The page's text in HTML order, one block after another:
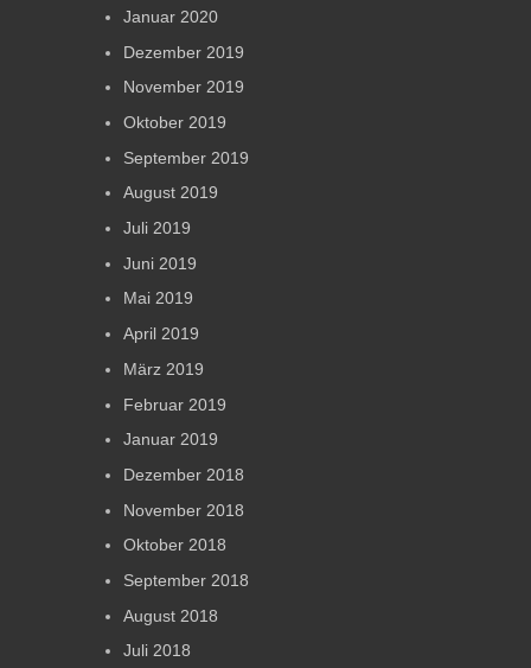
Januar 2020
Dezember 2019
November 2019
Oktober 2019
September 2019
August 2019
Juli 2019
Juni 2019
Mai 2019
April 2019
März 2019
Februar 2019
Januar 2019
Dezember 2018
November 2018
Oktober 2018
September 2018
August 2018
Juli 2018